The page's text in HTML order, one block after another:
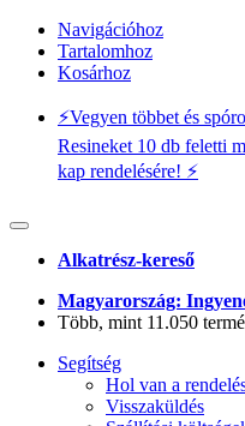
Navigációhoz
Tartalomhoz
Kosárhoz
⚡️Vegyen többet és
Resineket 10 db feletti
kap rendelésére! ⚡️
Alkatrész-kereső
Magyarország:
Több, mint 11.050
Segítség
Hol van a
Visszaküldés